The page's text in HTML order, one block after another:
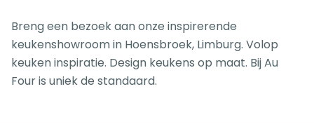
Breng een bezoek aan onze inspirerende
keukenshowroom in Hoensbroek, Limburg. Volop
keuken inspiratie. Design keukens op maat. Bij Au
Four is uniek de standaard.